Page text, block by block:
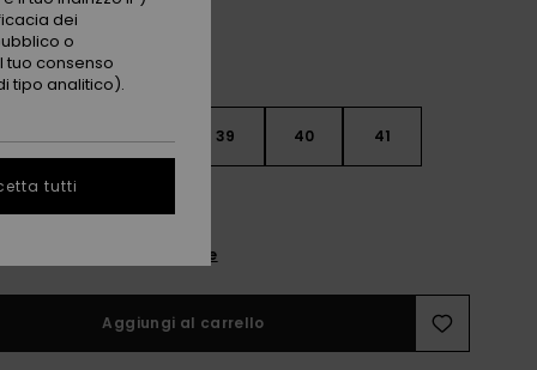
39 40 41
la guida alle taglie
Aggiungi al carrello
dei
o
tuo consenso
tipo analitico).
tutti